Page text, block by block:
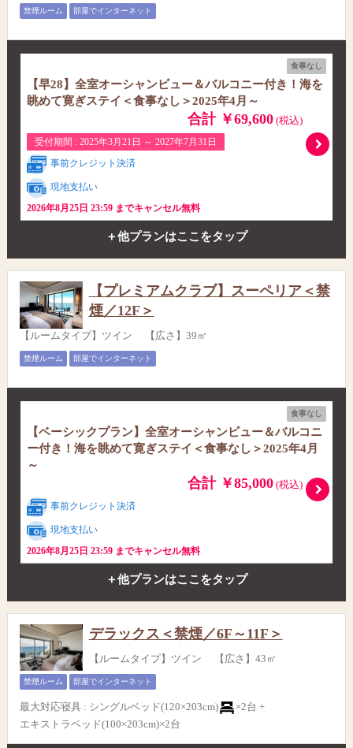
禁煙ルーム 部屋でインターネット
食事なし
【早28】全室オーシャンビュー＆バルコニー付き！海を
眺めて寛ぎステイ＜食事なし＞2025年4月～
合計 ￥69,600(税込)
受付期間 : 2025年3月21日 ～ 2027年7月31日
事前クレジット決済
現地支払い
2026年8月25日 23:59 までキャンセル無料
＋他プランはここをタップ
【プレミアムクラブ】スーペリア＜禁
煙／12F＞
【ルームタイプ】ツイン 【広さ】39㎡
禁煙ルーム 部屋でインターネット
食事なし
【ベーシックプラン】全室オーシャンビュー＆バルコニ
ー付き！海を眺めて寛ぎステイ＜食事なし＞2025年4月
～
合計 ￥85,000(税込)
事前クレジット決済
現地支払い
2026年8月25日 23:59 までキャンセル無料
＋他プランはここをタップ
デラックス＜禁煙／6F～11F＞
【ルームタイプ】ツイン 【広さ】43㎡
禁煙ルーム 部屋でインターネット
最大対応寝具 : シングルベッド(120×203cm)
×2台 +
エキストラベッド(100×203cm)×2台